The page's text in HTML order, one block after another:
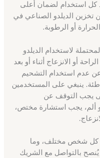
كل استخدام لضمان أعلى
تخزين الديلدو الصناعي في
أو الرطوبة.
لاستخدام الديلدو
أو الانزعاج أثناء أو بعد
عن عدم استخدام التشحيم
ينبغي على المستخدمين
يجب التوقف عن
ألم، يجب استشارة مختص،
كل شخص مختلف، وما
بالتواصل مع الشريك